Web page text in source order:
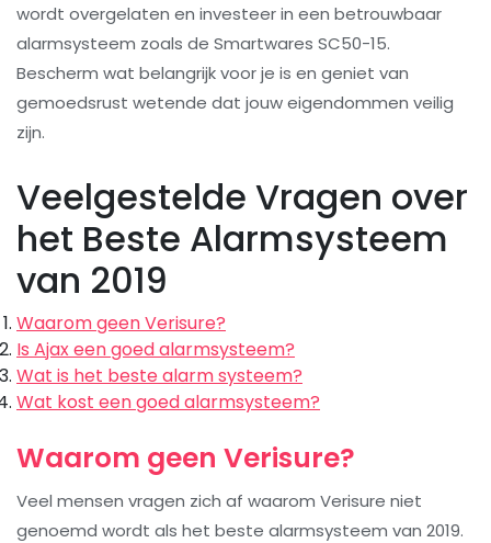
wordt overgelaten en investeer in een betrouwbaar
alarmsysteem zoals de Smartwares SC50-15.
Bescherm wat belangrijk voor je is en geniet van
gemoedsrust wetende dat jouw eigendommen veilig
zijn.
Veelgestelde Vragen over
het Beste Alarmsysteem
van 2019
Waarom geen Verisure?
Is Ajax een goed alarmsysteem?
Wat is het beste alarm systeem?
Wat kost een goed alarmsysteem?
Waarom geen Verisure?
Veel mensen vragen zich af waarom Verisure niet
genoemd wordt als het beste alarmsysteem van 2019.